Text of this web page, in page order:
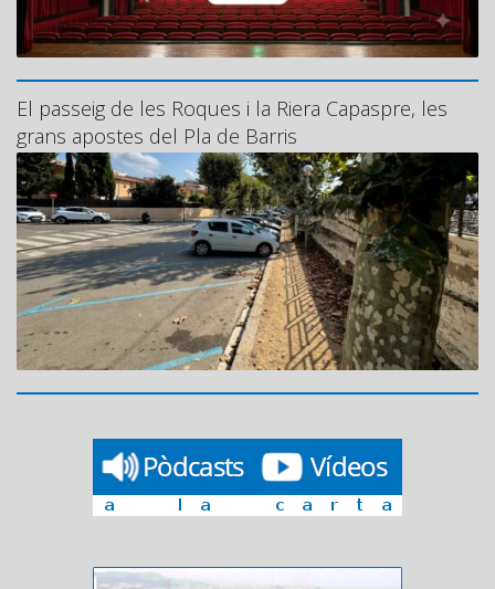
El passeig de les Roques i la Riera Capaspre, les
grans apostes del Pla de Barris